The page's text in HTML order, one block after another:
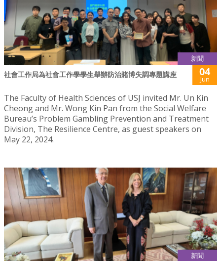
新聞
社會工作局為社會工作學學生舉辦防治賭博失調專題講座 04
Jun
The Faculty of Health Sciences of USJ invited Mr. Un Kin
Cheong and Mr. Wong Kin Pan from the Social Welfare
Bureau’s Problem Gambling Prevention and Treatment
Division, The Resilience Centre, as guest speakers on
May 22, 2024.
新聞